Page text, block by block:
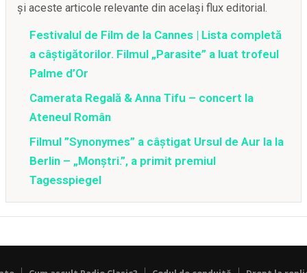
și aceste articole relevante din același flux editorial.
Festivalul de Film de la Cannes | Lista completă
a câștigătorilor. Filmul „Parasite” a luat trofeul
Palme d’Or
Camerata Regală & Anna Tifu – concert la
Ateneul Român
Filmul ”Synonymes” a câştigat Ursul de Aur la la
Berlin – „Monştri.”, a primit premiul
Tagesspiegel